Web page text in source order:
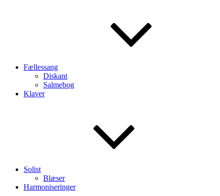
Fællessang
Diskant
Salmebog
Klaver
Solist
Blæser
Harmoniseringer